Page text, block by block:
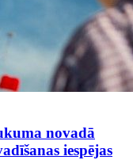
novadā
iespējas